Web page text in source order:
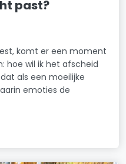
past?
komt er een moment
hoe wil ik het afscheid
als een moeilijke
emoties de